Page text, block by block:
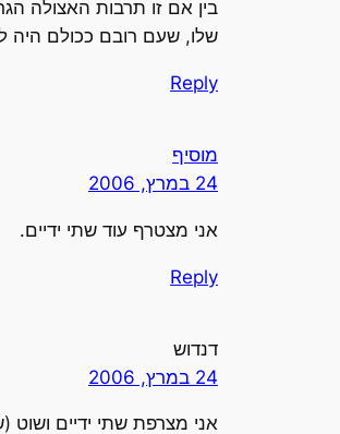
בין אם זו תרבות האצולה
שלו, שעם רובם ככולם היה
Reply
מוסיף
24 במרץ, 2006
אני מצטרף עוד שתי ידיים.
Reply
דנדוש
24 במרץ, 2006
אני מצרפת שתי ידיים